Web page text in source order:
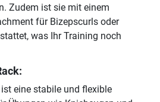
Zudem ist sie mit einem
für Bizepscurls oder
was Ihr Training noch
eine stabile und flexible